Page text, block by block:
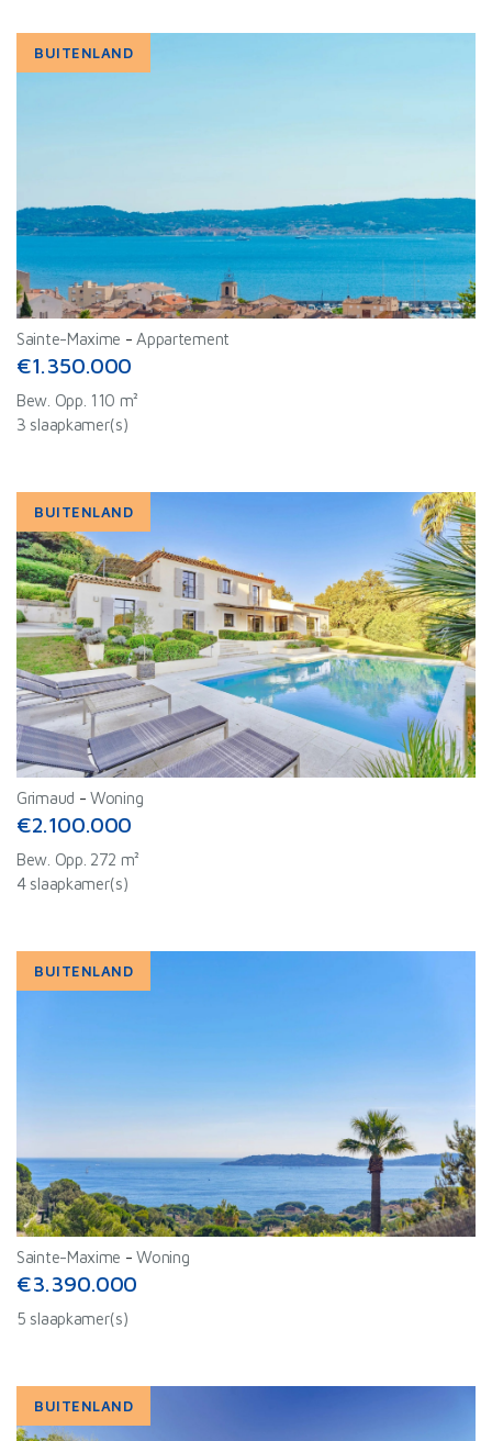
BUITENLAND
Sainte-Maxime -Appartement
€1.350.000
Bew. Opp. 110 m²
3 slaapkamer(s)
BUITENLAND
Grimaud -Woning
€2.100.000
Bew. Opp. 272 m²
4 slaapkamer(s)
BUITENLAND
Sainte-Maxime -Woning
€3.390.000
5 slaapkamer(s)
BUITENLAND